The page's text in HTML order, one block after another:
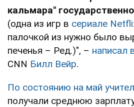
кальмара"
(одна из игр в сериале
палочкой из нужно было
печенья – Ред.)", – написал
CNN Билл Вейр.
По состоянию на май
получали среднюю